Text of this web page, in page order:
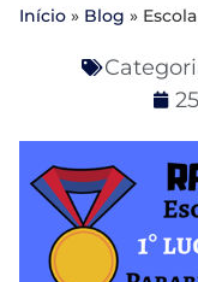
Início » Blog »